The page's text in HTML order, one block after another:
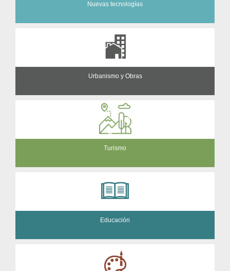
Nuevas tecnologías
Urbanismo y Obras
Turismo
Educación